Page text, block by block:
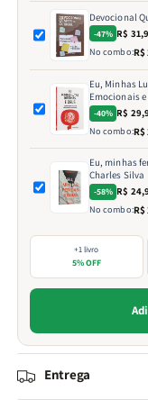
Devocional
-47% R$
No combo:R$
Eu, Minhas
Emocionais
-40% R$
No combo:R$
Eu, minhas
Charles Silva
-58% R$
No combo:R$
+1 livro
5% OFF
Entrega